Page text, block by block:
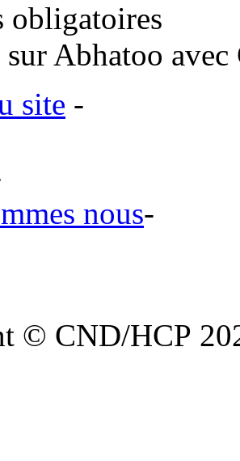
obligatoires
sur Abhatoo
site -
nous-
© CND/HCP